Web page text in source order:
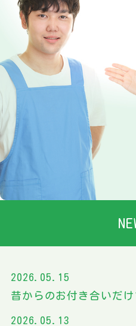
新着情報
お問い合わせ
098-
営業時間 ： 8:30～
お問い合わ
2026.05.15
2026.05.13